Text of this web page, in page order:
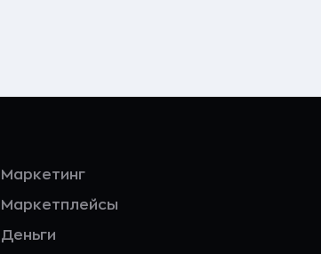
Маркетинг
Маркетплейсы
Деньги